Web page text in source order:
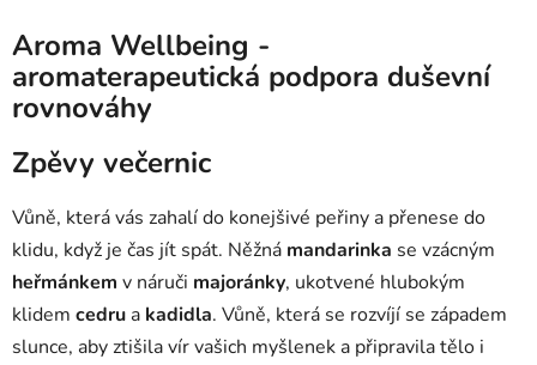
Aroma Wellbeing -
aromaterapeutická podpora duševní
rovnováhy
Zpěvy večernic
Vůně, která vás zahalí do konejšivé peřiny a přenese do
klidu, když je čas jít spát. Něžná mandarinka se vzácným
heřmánkem v náruči majoránky, ukotvené hlubokým
klidem cedru a kadidla. Vůně, která se rozvíjí se západem
slunce, aby ztišila vír vašich myšlenek a připravila tělo i